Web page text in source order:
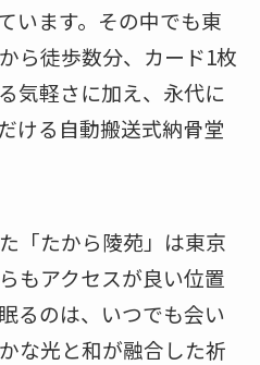
います。その中でも東
ら徒歩数分、カード1枚
気軽さに加え、永代に
ける自動搬送式納骨堂
「たから陵苑」は東京
もアクセスが良い位置
るのは、いつでも会い
な光と和が融合した祈